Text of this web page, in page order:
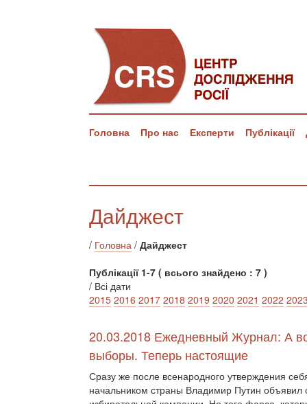
Головна Про нас Експерти Публікації
Дайджест
/ Головна / Дайджест
Публікації 1-7 ( всього знайдено : 7 )
/ Всі дати
2015 2016 2017 2018 2019 2020 2021 2022
20.03.2018 Ежедневный Журнал: А
выборы. Теперь настоящие
Сразу же после всенародного утверждения
начальником страны Владимир Путин объявил